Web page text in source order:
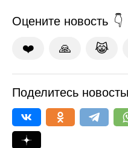
Оцените новость
❤️ 🙏 😹
Поделитесь